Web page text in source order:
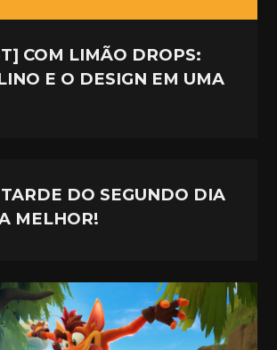
COM LIMÃO DROPS:
E O DESIGN EM UMA
DO SEGUNDO DIA
MELHOR!